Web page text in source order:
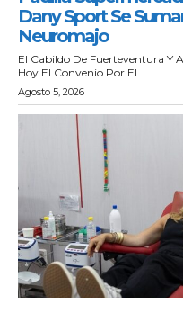
Dany Sport Se
Neuromajo
El Cabildo De Fuerteventura Y
Hoy El Convenio Por El...
Agosto 5, 2026